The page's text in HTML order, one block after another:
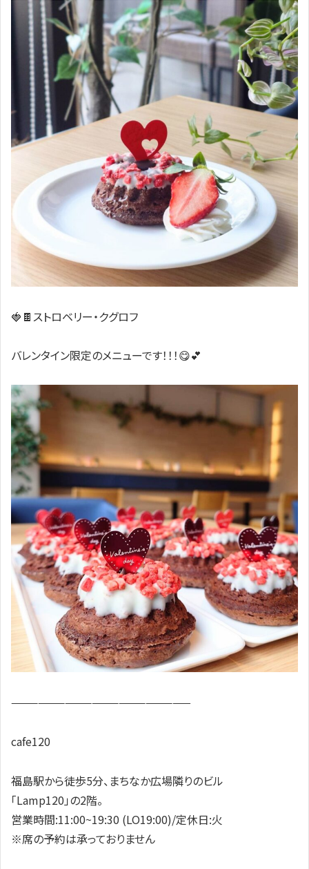
🍓🍫ストロベリー・クグロフ
バレンタイン限定のメニューです！！！😋💕
————————————————————
cafe120
福島駅から徒歩5分、まちなか広場隣りのビル
「Lamp120」の2階。
営業時間:11:00~19:30 (LO19:00)/定休日:火
※席の予約は承っておりません